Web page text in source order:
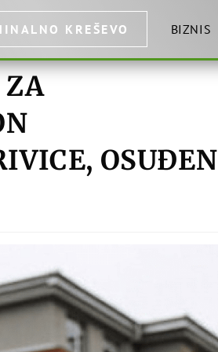
KREŠEVO BIZNIS
ZA
OSUĐEN